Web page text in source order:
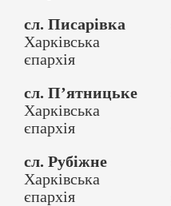
сл. Писарівка
Харківська
єпархія
сл. П’ятницьке
Харківська
єпархія
сл. Рубіжне
Харківська
єпархія